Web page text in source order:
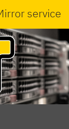
service